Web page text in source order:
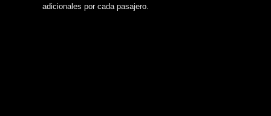
adicionales por cada pasajero.